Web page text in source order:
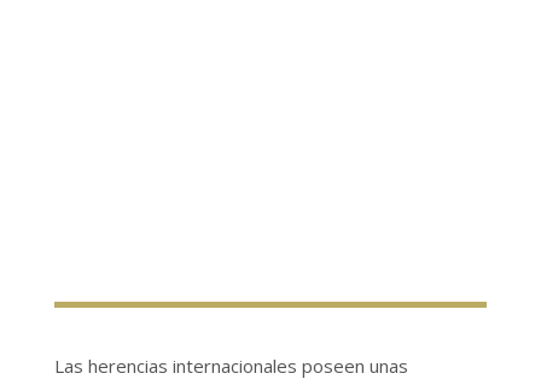
Las herencias internacionales poseen unas